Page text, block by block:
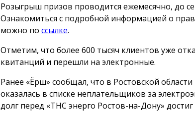
Розыгрыш призов проводится ежемесячно, до
Ознакомиться с подробной информацией о
можно по ссылке.
Отметим, что более 600 тысяч клиентов уже
квитанций и перешли на электронные.
Ранее «Ёрш» сообщал, что в Ростовской
оказалась в списке неплательщиков за
долг перед «ТНС энерго Ростов-на-Дону»